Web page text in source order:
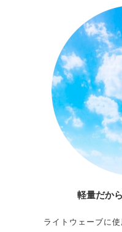
軽量だか
ライトウェーブに